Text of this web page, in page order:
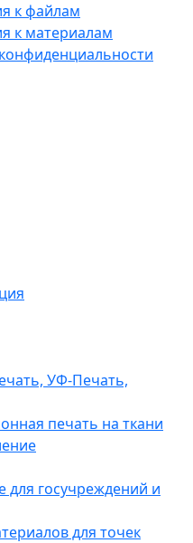
к файлам
к материалам
УФ-Печать,
печать на ткани
госучреждений и
для точек